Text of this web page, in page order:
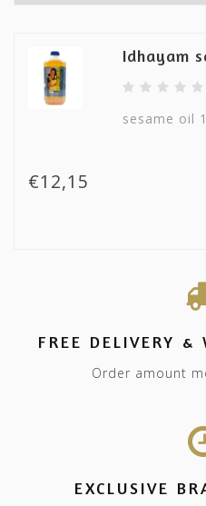
Idhayam
sesame oil
€12,15
FREE DELIVERY
Order amount
EXCLUSIVE